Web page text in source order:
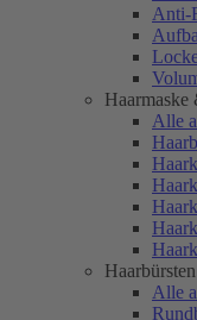
Anti-
Alle
Alle